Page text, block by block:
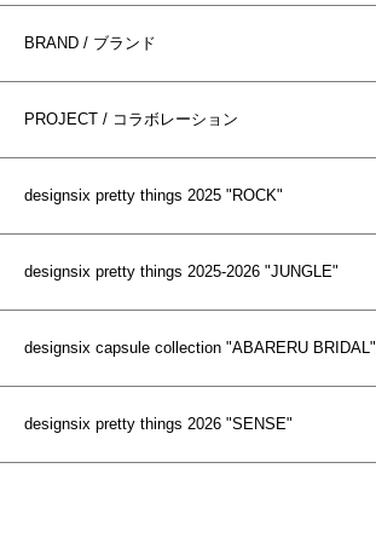
BRAND / ブランド
PROJECT / コラボレーション
designsix pretty things 2025 "ROCK"
designsix pretty things 2025-2026 "JUNGLE"
designsix capsule collection "ABARERU BRIDAL"
designsix pretty things 2026 "SENSE"